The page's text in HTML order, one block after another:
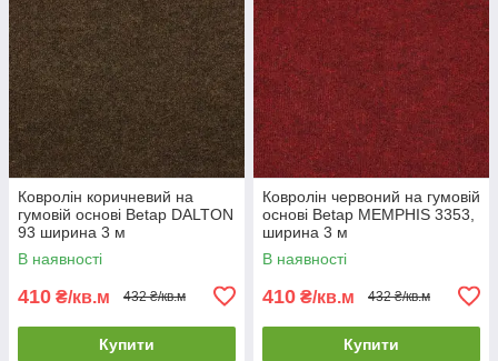
Ковролін коричневий на
гумовій основі Betap DALTON
93 ширина 3 м
В наявності
410 ₴/кв.м 432 ₴/кв.м
Купити
Ковролін червоний на гумовій
основі Betap MEMPHIS 3353,
ширина 3 м
В наявності
410 ₴/кв.м 432 ₴/кв.м
Купити